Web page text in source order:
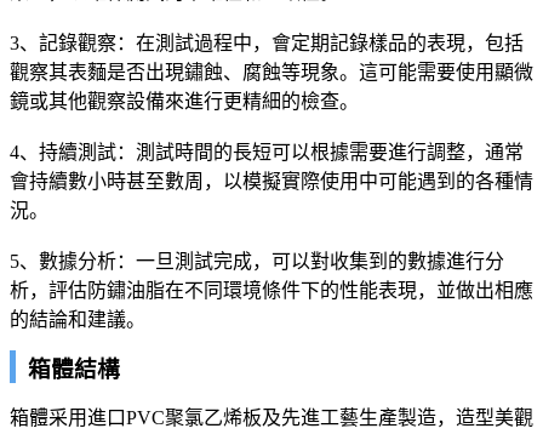
3、記錄觀察：在測試過程中，會定期記錄樣品的表現，包括
觀察其表麵是否出現鏽蝕、腐蝕等現象。這可能需要使用顯微
鏡或其他觀察設備來進行更精細的檢查。
4、持續測試：測試時間的長短可以根據需要進行調整，通常
會持續數小時甚至數周，以模擬實際使用中可能遇到的各種情
況。
5、數據分析：一旦測試完成，可以對收集到的數據進行分
析，評估防鏽油脂在不同環境條件下的性能表現，並做出相應
的結論和建議。
箱體結構
箱體采用進口PVC聚氯乙烯板及先進工藝生產製造，造型美觀